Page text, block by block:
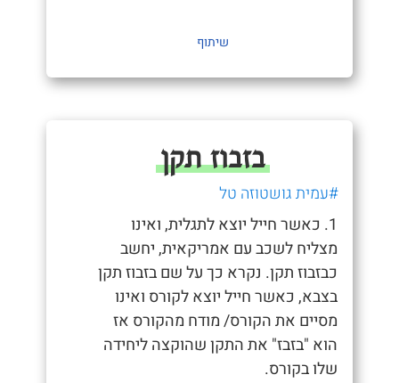
שיתוף
בזבוז תקן
#עמית גושטוזה טל
1. כאשר חייל יוצא לתגלית, ואינו
מצליח לשכב עם אמריקאית, יחשב
כבזבוז תקן. נקרא כך על שם בזבוז תקן
בצבא, כאשר חייל יוצא לקורס ואינו
מסיים את הקורס/ מודח מהקורס אז
הוא "בזבז" את התקן שהוקצה ליחידה
שלו בקורס.